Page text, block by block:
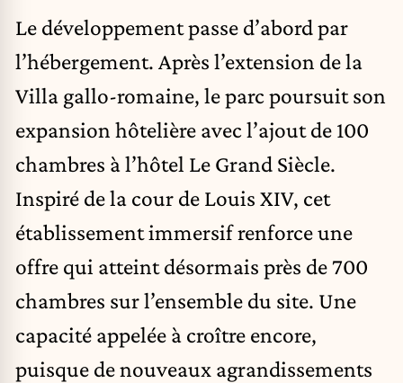
Le développement passe d’abord par
l’hébergement. Après l’extension de la
Villa gallo-romaine, le parc poursuit son
expansion hôtelière avec l’ajout de 100
chambres à l’hôtel Le Grand Siècle.
Inspiré de la cour de Louis XIV, cet
établissement immersif renforce une
offre qui atteint désormais près de 700
chambres sur l’ensemble du site. Une
capacité appelée à croître encore,
puisque de nouveaux agrandissements